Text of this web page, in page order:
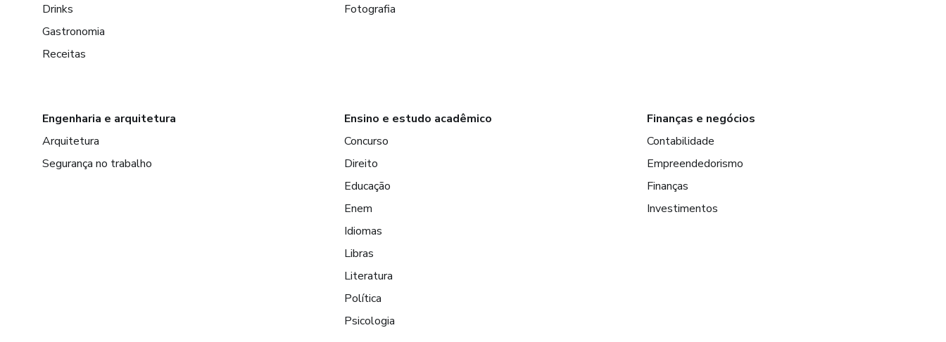
Drinks
Gastronomia
Receitas
Fotografia
Engenharia e arquitetura
Arquitetura
Segurança no trabalho
Ensino e estudo acadêmico
Concurso
Direito
Educação
Enem
Idiomas
Libras
Literatura
Política
Psicologia
Finanças e negócios
Contabilidade
Empreendedorismo
Finanças
Investimentos